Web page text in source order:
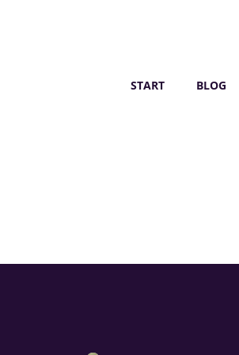
START BLOG